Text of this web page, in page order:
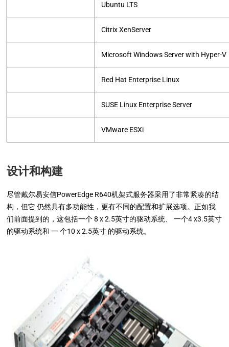
Ubuntu LTS
Citrix XenServer
Microsoft Windows Server with Hyper-V
Red Hat Enterprise Linux
SUSE Linux Enterprise Server
VMware ESXi
设计和构建
尽管戴尔易安信PowerEdge R640机架式服务器采用了非常紧凑的结
构，但它 仍然具有多功能性，更有不同的配置和扩展选项。正如我
们前面提到的，这包括一个 8 x 2.5英寸的驱动系统、 一个4 x3.5英寸
的驱动系统和 一 个10 x 2.5英寸 的驱动系统。